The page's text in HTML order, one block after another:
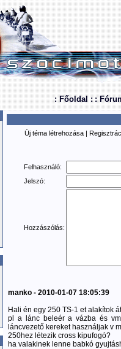
: Főoldal : :
Új téma létrehozása |
Felhasználó:
Jelszó:
Hozzászólás:
manko - 2010-01-07 18:05:39
Hali én egy 250 TS-1 et alakítok
pl a lánc beleér a vázba és
láncvezető kereket használjak v
250hez létezik cross kipufogó?
ha valakinek lenne babkó